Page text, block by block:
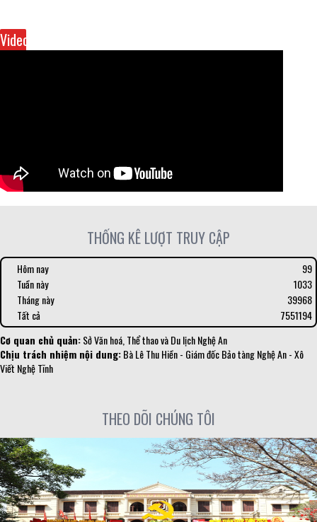
Video
THỐNG KÊ LƯỢT TRUY CẬP
Hôm nay
99
Tuần này
1033
Tháng này
39968
Tất cả
7551194
Cơ quan chủ quản:Sở Văn hoá, Thể thao và Du lịch Nghệ An
Chịu trách nhiệm nội dung:Bà Lê Thu Hiền - Giám đốc Bảo tàng Nghệ An - Xô
Viết Nghệ Tĩnh
THEO DÕI CHÚNG TÔI